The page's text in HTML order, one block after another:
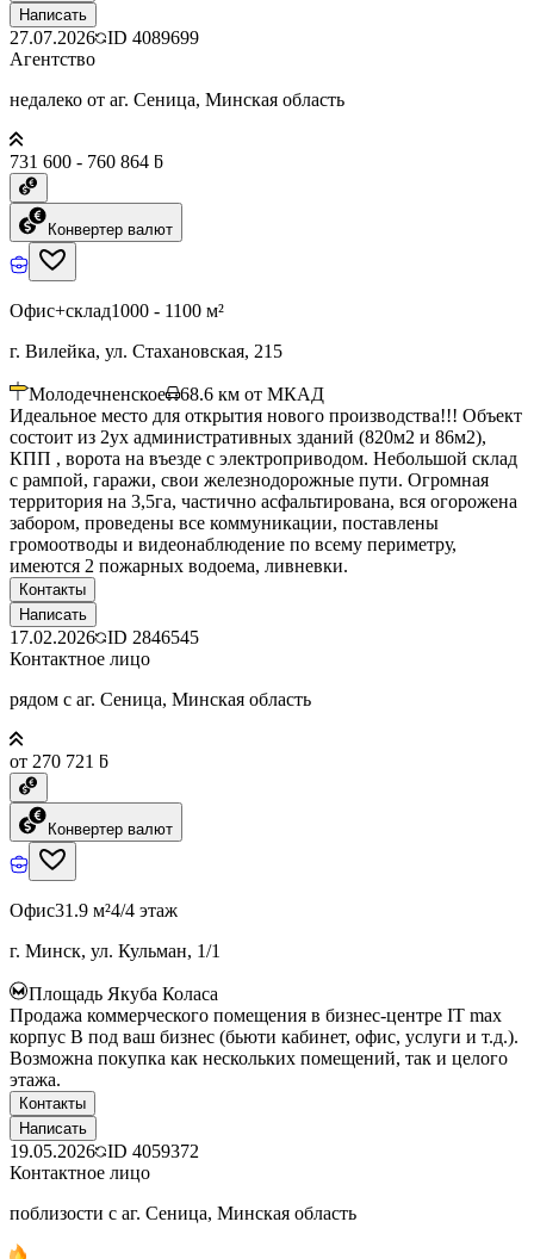
Написать
27.07.2026 ID 4089699
Агентство
недалеко от аг. Сеница, Минская область
731 600 - 760 864 ƃ
Конвертер валют
Офис+склад1000 - 1100 м²
г. Вилейка, ул. Стахановская, 215
Молодечненское 68.6 км от МКАД
Идеальное место для открытия нового производства!!! Объект
состоит из 2ух административных зданий (820м2 и 86м2),
КПП , ворота на въезде с электроприводом. Небольшой склад
с рампой, гаражи, свои железнодорожные пути. Огромная
территория на 3,5га, частично асфальтирована, вся огорожена
забором, проведены все коммуникации, поставлены
громоотводы и видеонаблюдение по всему периметру,
имеются 2 пожарных водоема, ливневки.
Контакты
Написать
17.02.2026 ID 2846545
Контактное лицо
рядом с аг. Сеница, Минская область
от 270 721 ƃ
Конвертер валют
Офис31.9 м²4/4 этаж
г. Минск, ул. Кульман, 1/1
Площадь Якуба Коласа
Продажа коммерческого помещения в бизнес-центре IT max
корпус B под ваш бизнес (бьюти кабинет, офис, услуги и т.д.).
Возможна покупка как нескольких помещений, так и целого
этажа.
Контакты
Написать
19.05.2026 ID 4059372
Контактное лицо
поблизости с аг. Сеница, Минская область